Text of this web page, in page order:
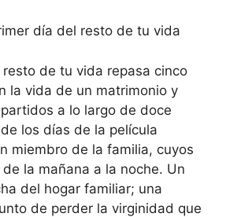
día del resto de tu vida
de tu vida repasa cinco
la vida de un matrimonio y
a lo largo de doce
los días de la película
miembro de la familia, cuyos
la mañana a la noche. Un
del hogar familiar; una
de perder la virginidad que